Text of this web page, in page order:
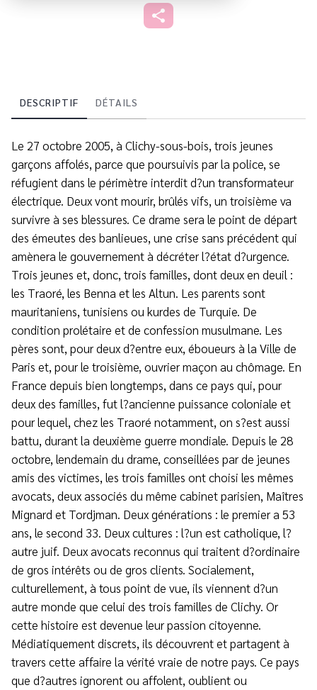
DESCRIPTIF DÉTAILS
Le 27 octobre 2005, à Clichy-sous-bois, trois jeunes
garçons affolés, parce que poursuivis par la police, se
réfugient dans le périmètre interdit d?un transformateur
électrique. Deux vont mourir, brûlés vifs, un troisième va
survivre à ses blessures. Ce drame sera le point de départ
des émeutes des banlieues, une crise sans précédent qui
amènera le gouvernement à décréter l?état d?urgence.
Trois jeunes et, donc, trois familles, dont deux en deuil :
les Traoré, les Benna et les Altun. Les parents sont
mauritaniens, tunisiens ou kurdes de Turquie. De
condition prolétaire et de confession musulmane. Les
pères sont, pour deux d?entre eux, éboueurs à la Ville de
Paris et, pour le troisième, ouvrier maçon au chômage. En
France depuis bien longtemps, dans ce pays qui, pour
deux des familles, fut l?ancienne puissance coloniale et
pour lequel, chez les Traoré notamment, on s?est aussi
battu, durant la deuxième guerre mondiale. Depuis le 28
octobre, lendemain du drame, conseillées par de jeunes
amis des victimes, les trois familles ont choisi les mêmes
avocats, deux associés du même cabinet parisien, Maîtres
Mignard et Tordjman. Deux générations : le premier a 53
ans, le second 33. Deux cultures : l?un est catholique, l?
autre juif. Deux avocats reconnus qui traitent d?ordinaire
de gros intérêts ou de gros clients. Socialement,
culturellement, à tous point de vue, ils viennent d?un
autre monde que celui des trois familles de Clichy. Or
cette histoire est devenue leur passion citoyenne.
Médiatiquement discrets, ils découvrent et partagent à
travers cette affaire la vérité vraie de notre pays. Ce pays
que d?autres ignorent ou affolent, oublient ou